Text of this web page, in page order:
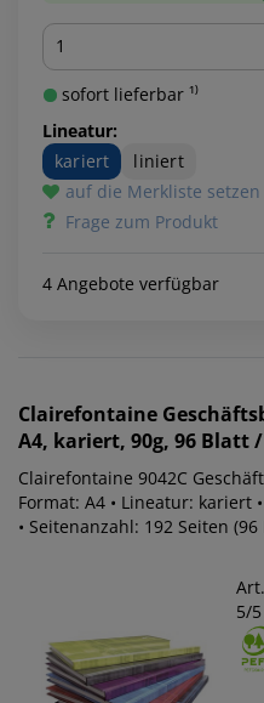
Menge
sofort lieferbar ¹⁾
Lineatur:
kariert
liniert
auf die Merkliste setzen
Frage zum Produkt
4 Angebote verfügbar
Clairefontaine
A4, kariert, 90g, 96 Blatt
Clairefontaine 9042C
Format: A4 • Lineatur: kariert
5/5